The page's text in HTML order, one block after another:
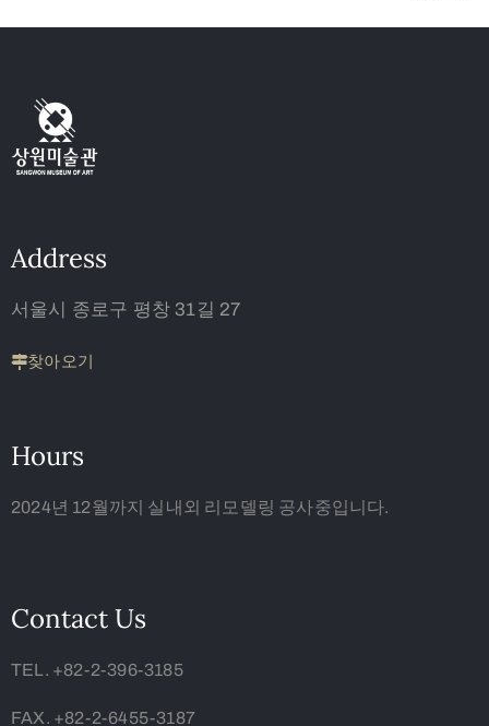
Address
서울시 종로구 평창 31길 27
찾아오기
Hours
2024년 12월까지 실내외 리모델링 공사중입니다.
Contact Us
TEL. +82-2-396-3185
FAX. +82-2-6455-3187